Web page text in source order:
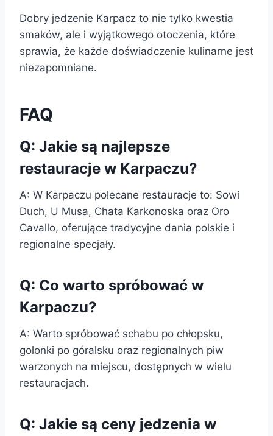
Dobry jedzenie Karpacz to nie tylko kwestia
smaków, ale i wyjątkowego otoczenia, które
sprawia, że każde doświadczenie kulinarne jest
niezapomniane.
FAQ
Q: Jakie są najlepsze
restauracje w Karpaczu?
A: W Karpaczu polecane restauracje to: Sowi
Duch, U Musa, Chata Karkonoska oraz Oro
Cavallo, oferujące tradycyjne dania polskie i
regionalne specjały.
Q: Co warto spróbować w
Karpaczu?
A: Warto spróbować schabu po chłopsku,
golonki po góralsku oraz regionalnych piw
warzonych na miejscu, dostępnych w wielu
restauracjach.
Q: Jakie są ceny jedzenia w